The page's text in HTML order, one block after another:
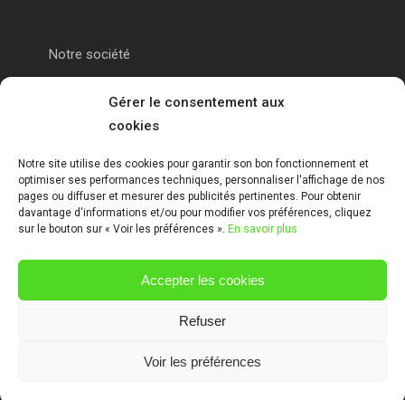
Gérer le consentement aux
cookies
Notre site utilise des cookies pour garantir son bon fonctionnement et
optimiser ses performances techniques, personnaliser l'affichage de nos
pages ou diffuser et mesurer des publicités pertinentes. Pour obtenir
davantage d'informations et/ou pour modifier vos préférences, cliquez
sur le bouton sur « Voir les préférences ». En savoir plus
Accepter les cookies
Refuser
Voir les préférences
Notre société
Portail alu Saint-Omer
Clôture 62
Garde-corps pas de calais
Mentions Légales